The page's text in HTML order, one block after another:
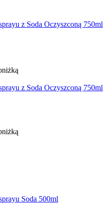
z Soda Oczyszconą 750ml
z Soda Oczyszconą 750ml
Soda 500ml